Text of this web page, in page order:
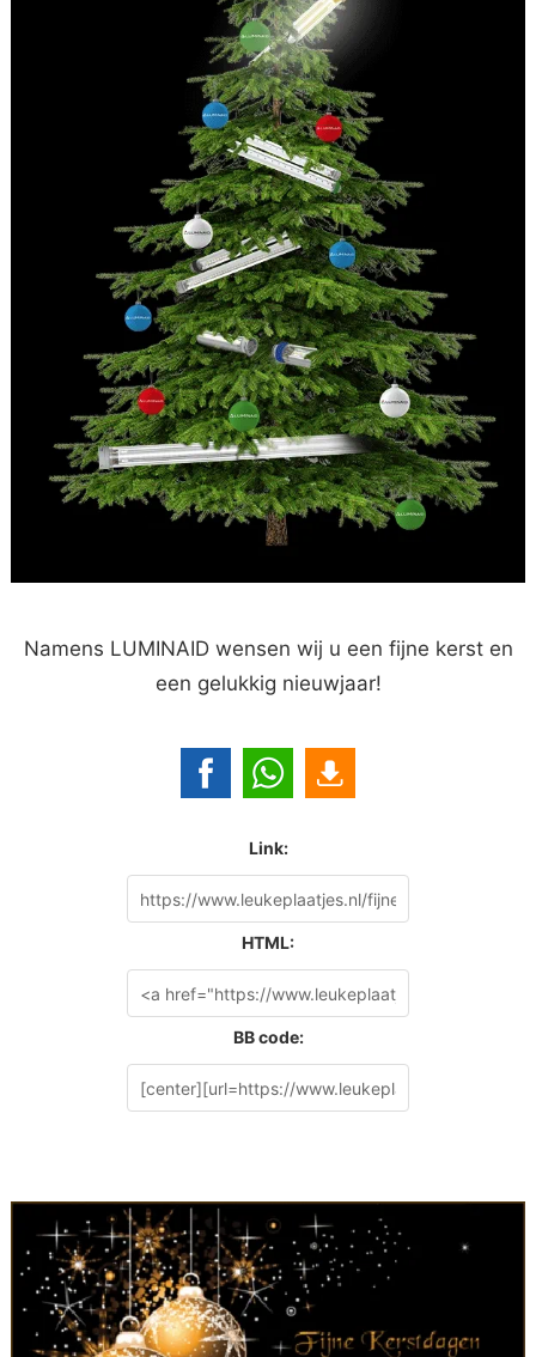
Namens LUMINAID wensen wij u een fijne kerst en
een gelukkig nieuwjaar!
Link:
HTML:
BB code: